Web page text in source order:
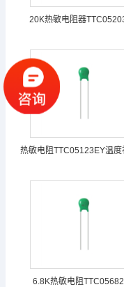
20K热敏电阻器
热敏电阻TTC05123EY温度
6.8K热敏电阻